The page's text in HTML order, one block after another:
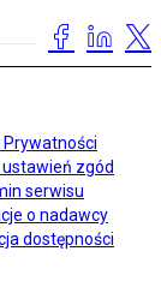
Prywatności
zgód
serwisu
o nadawcy
dostępności